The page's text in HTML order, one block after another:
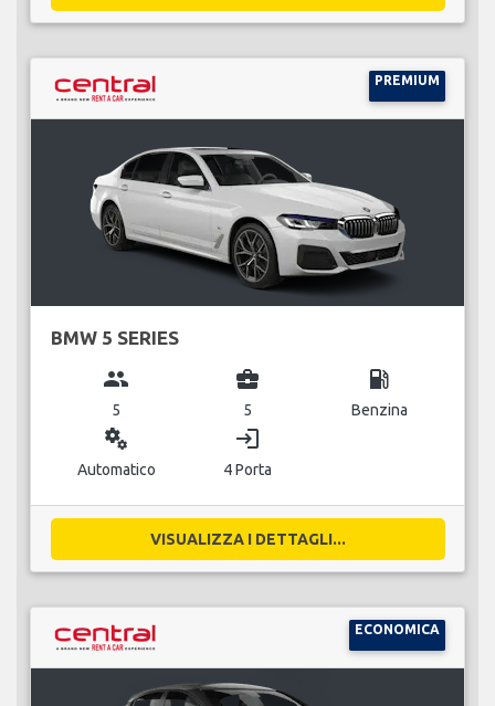
PREMIUM
BMW 5 SERIES
group
5
business_center
5
local_gas_station
Benzina
miscellaneous_services
Automatico
login
4 Porta
VISUALIZZA I DETTAGLI...
ECONOMICA